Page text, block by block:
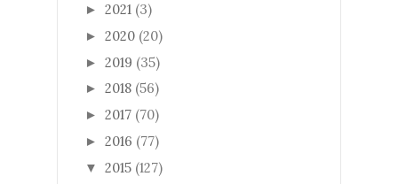
► 2021 (3)
► 2020 (20)
► 2019 (35)
► 2018 (56)
► 2017 (70)
► 2016 (77)
▼ 2015 (127)